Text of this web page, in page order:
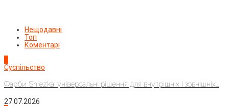
Нещодавні
Топ
Коментарі
Суспільство
Фарби Sniezka: універсальні рішення для внутрішніх і зовнішніх...
27.07.2026